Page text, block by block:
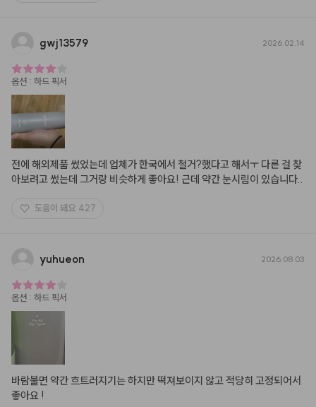
gwj13579 2026.02.14
옵션 : 하드 픽서
전에 해외제품 썼었는데 업체가 한국에서 철거?했다고 해서ㅜ 다른 걸 찾
아보려고 썼는데 그거랑 비슷하게 좋아요! 근데 약간 눈시림이 있습니다..
도움이 돼요 427
yuhueon 2026.08.03
옵션 : 하드 픽서
바람불면 약간 흐트러지기는 하지만 떡져보이지 않고 적당히 고정되어서
좋아요 !